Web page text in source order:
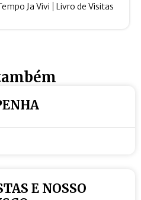
Ja Vivi Livro de Visitas
E NOSSO